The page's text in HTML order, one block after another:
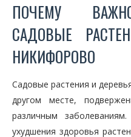
ПОЧЕМУ
САДОВЫЕ
НИКИФОРОВО
Садовые растения и
другом месте,
различным
ухудшения здоровья